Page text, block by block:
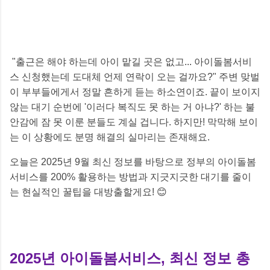
"출근은 해야 하는데 아이 맡길 곳은 없고... 아이돌봄서비
스 신청했는데 도대체 언제 연락이 오는 걸까요?" 주변 맞벌
이 부부들에게서 정말 흔하게 듣는 하소연이죠. 끝이 보이지
않는 대기 순번에 '이러다 복직도 못 하는 거 아냐?' 하는 불
안감에 잠 못 이룬 분들도 계실 겁니다. 하지만! 막막해 보이
는 이 상황에도 분명 해결의 실마리는 존재해요.
오늘은 2025년 9월 최신 정보를 바탕으로 정부의 아이돌봄
서비스를 200% 활용하는 방법과 지긋지긋한 대기를 줄이
는 현실적인 꿀팁을 대방출할게요! 😊
2025년 아이돌봄서비스, 최신 정보 총